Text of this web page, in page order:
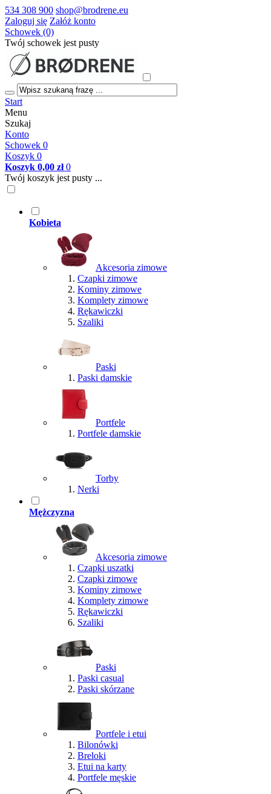
534 308 900 shop@brodrene.eu
Zaloguj się Załóż konto
Schowek (0)
Twój schowek jest pusty
Start
Menu
Szukaj
Konto
Schowek 0
Koszyk 0
Koszyk 0,00 zł 0
Twój koszyk jest pusty ...
Kobieta
Akcesoria zimowe
Czapki zimowe
Kominy zimowe
Komplety zimowe
Rękawiczki
Szaliki
Paski
Paski damskie
Portfele
Portfele damskie
Torby
Nerki
Mężczyzna
Akcesoria zimowe
Czapki uszatki
Czapki zimowe
Kominy zimowe
Komplety zimowe
Rękawiczki
Szaliki
Paski
Paski casual
Paski skórzane
Portfele i etui
Bilonówki
Breloki
Etui na karty
Portfele męskie